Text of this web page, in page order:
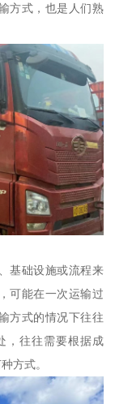
方式，也是人们熟
基础设施或流程来
可能在一次运输过
方式的情况下往往
，往往需要根据成
方式。